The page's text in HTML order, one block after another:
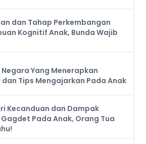
dan Tahap Perkembangan
Kognitif Anak, Bunda Wajib
Yang Menerapkan
dan Tips Mengajarkan Pada Anak
Kecanduan dan Dampak
Pada Anak, Orang Tua